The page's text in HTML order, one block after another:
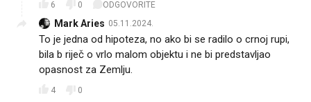
6 0 ODGOVORITE
Mark Aries 05.11.2024.
To je jedna od hipoteza, no ako bi se radilo o crnoj rupi,
bila b riječ o vrlo malom objektu i ne bi predstavljao
opasnost za Zemlju.
4 0